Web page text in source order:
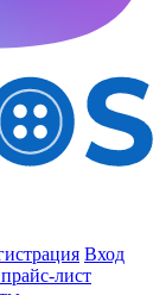
Вход
лист